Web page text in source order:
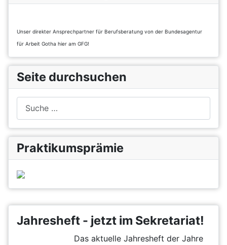
Jahresheft - jetzt im Sekretariat!
Das aktuelle Jahresheft der Jahre
Unser direkter Ansprechpartner für Berufsberatung von der Bundesagentur
für Arbeit Gotha hier am GFG!
Seite durchsuchen
Praktikumsprämie